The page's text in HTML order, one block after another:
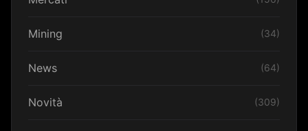
Mining (34)
News (64)
Novità (309)